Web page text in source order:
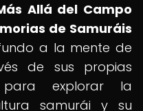
Allá del Campo
de Samuráis
a la mente de
de sus propias
para explorar la
samurái y su